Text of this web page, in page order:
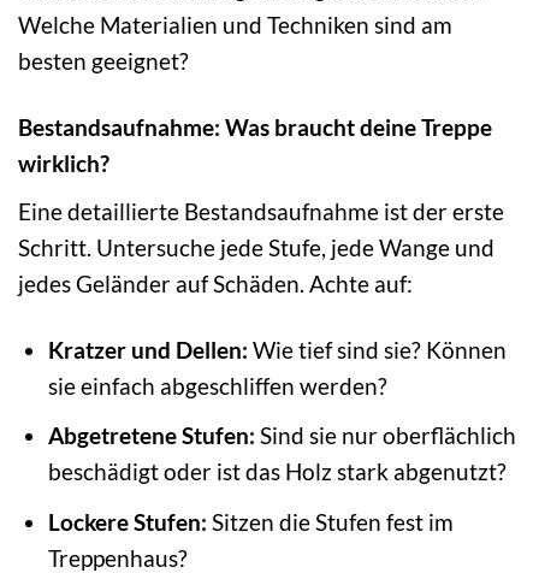
Welche Materialien und Techniken sind am
besten geeignet?
Bestandsaufnahme: Was braucht deine Treppe
wirklich?
Eine detaillierte Bestandsaufnahme ist der erste
Schritt. Untersuche jede Stufe, jede Wange und
jedes Geländer auf Schäden. Achte auf:
Kratzer und Dellen: Wie tief sind sie? Können
sie einfach abgeschliffen werden?
Abgetretene Stufen: Sind sie nur oberflächlich
beschädigt oder ist das Holz stark abgenutzt?
Lockere Stufen: Sitzen die Stufen fest im
Treppenhaus?